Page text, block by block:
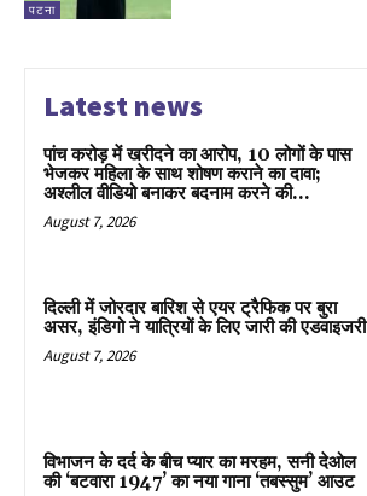
पटना
Latest news
पांच करोड़ में खरीदने का आरोप, 10 लोगों के पास
भेजकर महिला के साथ शोषण कराने का दावा;
अश्लील वीडियो बनाकर बदनाम करने की...
August 7, 2026
दिल्ली में जोरदार बारिश से एयर ट्रैफिक पर बुरा
असर, इंडिगो ने यात्रियों के लिए जारी की एडवाइजरी
August 7, 2026
विभाजन के दर्द के बीच प्यार का मरहम, सनी देओल
की ‘बटवारा 1947’ का नया गाना ‘तबस्सुम’ आउट